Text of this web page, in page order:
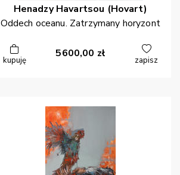
Henadzy Havartsou (Hovart)
Oddech oceanu. Zatrzymany horyzont
kupuję
5600,00 zł
zapisz